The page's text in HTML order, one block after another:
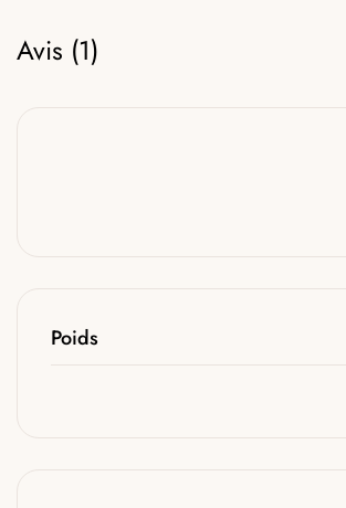
Avis (1)
Poids